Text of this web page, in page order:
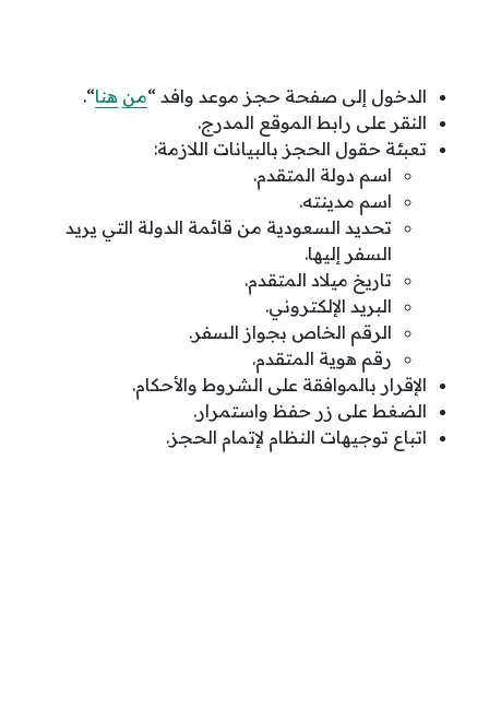
الدخول إلى صفحة حجز موعد وافد “من هنا“.
النقر على رابط الموقع المدرج.
تعبئة حقول الحجز بالبيانات اللازمة:
اسم دولة المتقدم.
اسم مدينته.
تحديد السعودية من قائمة الدولة التي يريد
السفر إليها.
تاريخ ميلاد المتقدم.
البريد الإلكتروني.
الرقم الخاص بجواز السفر.
رقم هوية المتقدم.
الإقرار بالموافقة على الشروط والأحكام.
الضغط على زر حفظ واستمرار.
اتباع توجيهات النظام لإتمام الحجز.